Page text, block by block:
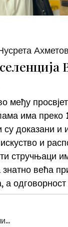
међу
има преко
су доказани и
и
стручњаци
знатно већа
а